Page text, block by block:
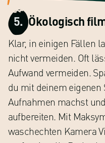
5. Ökologisch
Klar, in einigen Fällen
nicht vermeiden. Oft
Aufwand vermeiden.
du mit deinem
Aufnahmen machst
aufbereiten. Mit
waschechten Kamera